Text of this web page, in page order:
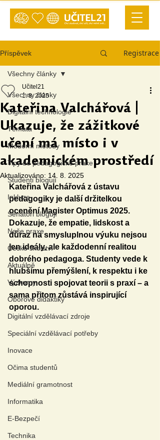
Příspěvek Registrace
Všechny články
Digitální technologie
Témata
Moderní metody
Tipy do pedagogické praxe
Studenti blogují
Inkluze
Senátoři blogují
Naše praxe
České školství
Aktuálně
Výzkumy
Oborové didaktiky
Digitální vzdělávací zdroje
Speciální vzdělávací potřeby
Inovace
Očima studentů
Mediální gramotnost
Informatika
E-Bezpečí
Technika
Všechny články
Kateřina Valchářová |
Ukazuje, že zážitkové
učení má místo i v
akademickém prostředí
Učitel21
1. 8. 2025
Aktualizováno: 14. 8. 2025
Kateřina Valchářová z ústavu
pedagogiky je další držitelkou
ocenění Magister Optimus 2025.
Dokazuje, že empatie, lidskost a
důraz na smysluplnou výuku nejsou
jen ideály, ale každodenní realitou
dobrého pedagoga. Studenty vede k
hlubšímu přemýšlení, k respektu i ke
schopnosti spojovat teorii s praxí – a
sama přitom zůstává inspirující
oporou.